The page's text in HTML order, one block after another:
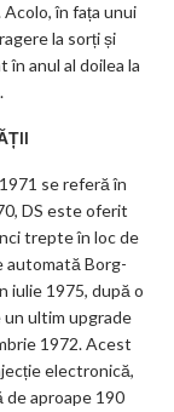
în fața unui
la sorți și
anul al doilea la
se referă în
DS este oferit
trepte în loc de
automată Borg-
iulie 1975, după o
un ultim upgrade
1972. Acest
electronică,
de aproape 190